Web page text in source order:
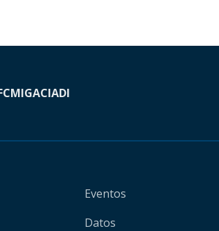
MIGACIADI
Eventos
Datos